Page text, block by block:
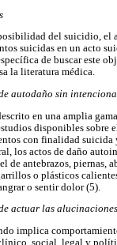
del suicidio, el
suicidas en un acto
de buscar este
la literatura médica.
autodaño sin
en una amplia
disponibles sobre
con finalidad
los actos de daño
antebrazos, piernas,
o plásticos
o sentir dolor (5).
actuar las
implica
social, legal y